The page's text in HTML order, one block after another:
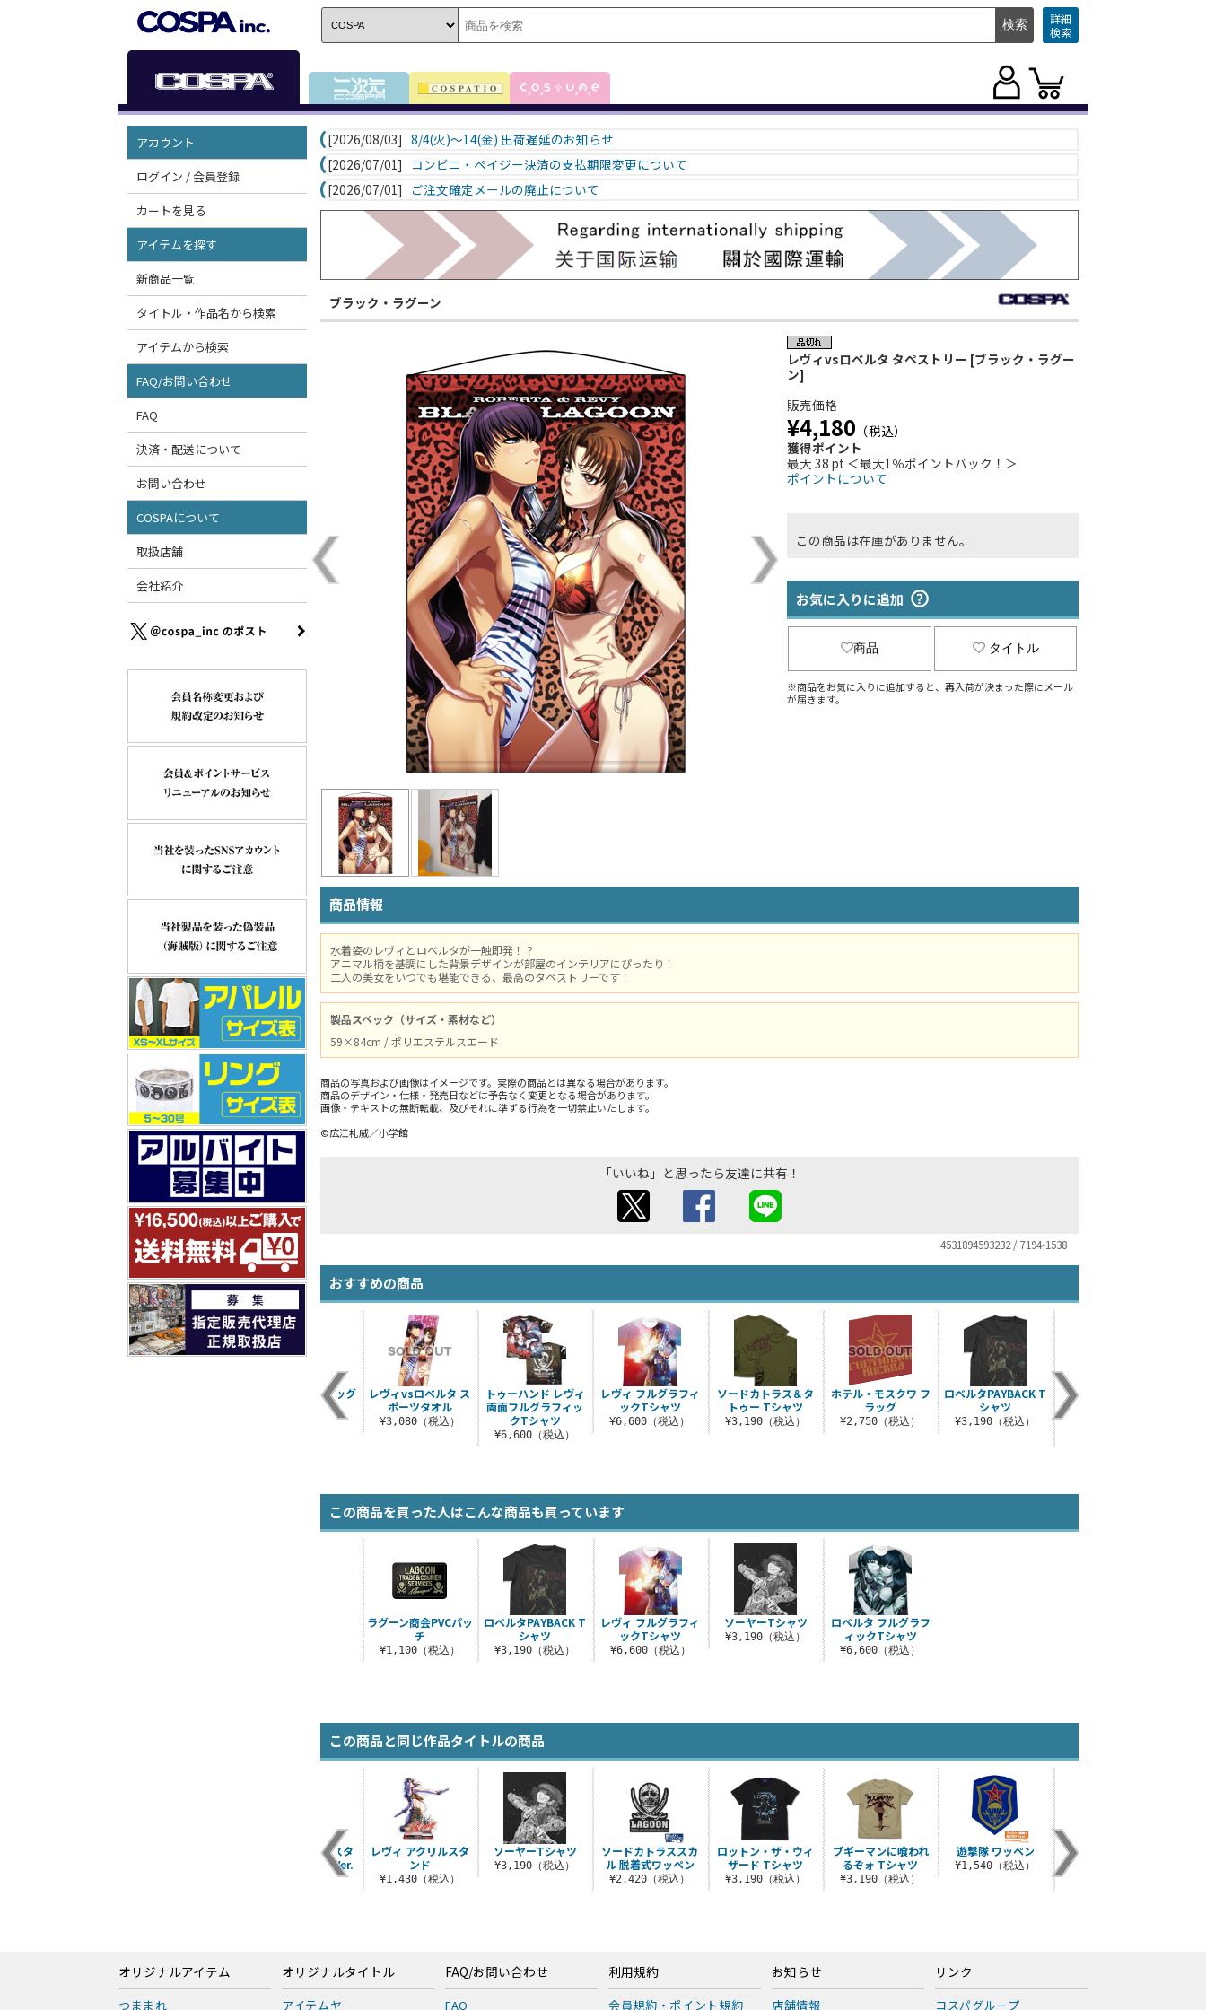
詳細
検索
アカウント
ログイン / 会員登録
カートを見る
アイテムを探す
新商品一覧
タイトル・作品名から検索
アイテムから検索
FAQ/お問い合わせ
FAQ
決済・配送について
お問い合わせ
COSPAについて
取扱店舗
会社紹介
[2026/08/03] 8/4(火)～14(金) 出荷遅延のお知らせ
[2026/07/01]
コンビニ・ペイジー決済の支払期限変更について
[2026/07/01]
ご注文確定メールの廃止について
ブラック・ラグーン
レヴィvsロベルタ タペストリー [ブラック・ラグー
ン]
販売価格
¥4,180 （税込）
獲得ポイント
最大 38 pt ＜最大1％ポイントバック！＞
ポイントについて
この商品は在庫がありません。
お気に入りに追加
商品 タイトル
※商品をお気に入りに追加すると、再入荷が決まった際にメール
が届きます。
商品情報
水着姿のレヴィとロベルタが一触即発！？
アニマル柄を基調にした背景デザインが部屋のインテリアにぴったり！
二人の美女をいつでも堪能できる、最高のタペストリーです！
製品スペック（サイズ・素材など）
59×84cm / ポリエステルスエード
商品の写真および画像はイメージです。実際の商品とは異なる場合があります。
商品のデザイン・仕様・発売日などは予告なく変更となる場合があります。
画像・テキストの無断転載、及びそれに準ずる行為を一切禁止いたします。
©広江礼威／小学館
「いいね」と思ったら友達に共有！
4531894593232 / 7194-1538
おすすめの商品
レヴィ フルグラフィ
ックTシャツ
¥6,600（税込）
ソードカトラス＆タ
トゥー Tシャツ
¥3,190（税込）
ホテル・モスクワ フ
ラッグ
¥2,750（税込）
ロベルタPAYBACK T
シャツ
¥3,190（税込）
トゥーハンド ワッペ
ンベースワークシャ
レヴィ 120cmビッグ
¥4,620（税込）
レヴィvsロベルタ ス
ポーツタオル
¥3,080（税込）
トゥーハンド レヴィ
両面フルグラフィッ
クTシャツ
¥6,600（税込）
この商品を買った人はこんな商品も買っています
レヴィ フルグラフィ
ックTシャツ
¥6,600（税込）
ソーヤーTシャツ
¥3,190（税込）
ロベルタ フルグラフ
ィックTシャツ
¥6,600（税込）
ラグーン商会PVCパッ
チ
¥1,100（税込）
ロベルタPAYBACK T
シャツ
¥3,190（税込）
この商品と同じ作品タイトルの商品
ソードカトラススカ
ル 脱着式ワッペン
¥2,420（税込）
ロットン・ザ・ウィ
ザード Tシャツ
¥3,190（税込）
ブギーマンに喰われ
るぞォ Tシャツ
¥3,190（税込）
遊撃隊 ワッペン
¥1,540（税込）
レヴィ＆エダ Tシャ
レヴィ アクリルスタ
ンド チャイナ服Ver.
¥1,650（税込）
レヴィ アクリルスタ
ンド
¥1,430（税込）
ソーヤーTシャツ
¥3,190（税込）
オリジナルアイテム
つままれ
オリジナルタイトル
アイテムヤ
FAQ/お問い合わせ
FAQ
利用規約
会員規約・ポイント規約
お知らせ
店舗情報
リンク
コスパグループ